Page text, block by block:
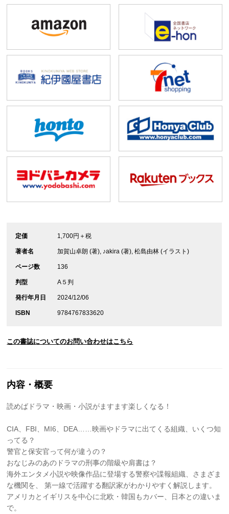
定価 1,700円＋税
著者名 加賀山卓朗 (著), ♪akira (著), 松島由林 (イラスト)
ページ数 136
判型 A５判
発行年月日 2024/12/06
ISBN 9784767833620
この書誌についてのお問い合わせはこちら
内容・概要
読めばドラマ・映画・小説がますます楽しくなる！
CIA、FBI、MI6、DEA……映画やドラマに出てくる組織、いくつ知
ってる？
警官と保安官って何が違うの？
おなじみのあのドラマの刑事の階級や肩書は？
海外エンタメ小説や映像作品に登場する警察や諜報組織、さまざま
な機関を、 第一線で活躍する翻訳家がわかりやすく解説します。
アメリカとイギリスを中心に北欧・韓国もカバー、日本との違いま
で。